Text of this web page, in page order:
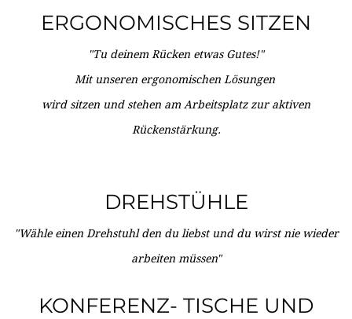
ERGONOMISCHES SITZEN
"Tu deinem Rücken etwas Gutes!"
Mit unseren ergonomischen Lösungen
wird sitzen und stehen am Arbeitsplatz zur aktiven
Rückenstärkung.
DREHSTÜHLE
"Wähle einen Drehstuhl den du liebst und du wirst nie wieder
arbeiten müssen"
KONFERENZ- TISCHE UND